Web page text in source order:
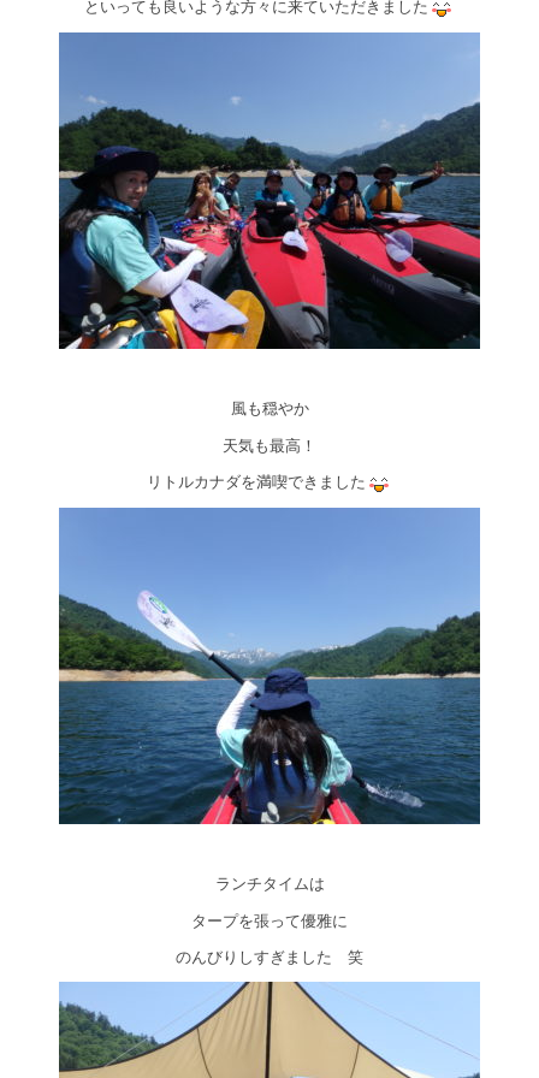
といっても良いような方々に来ていただきました
風も穏やか
天気も最高！
リトルカナダを満喫できました
ランチタイムは
タープを張って優雅に
のんびりしすぎました 笑